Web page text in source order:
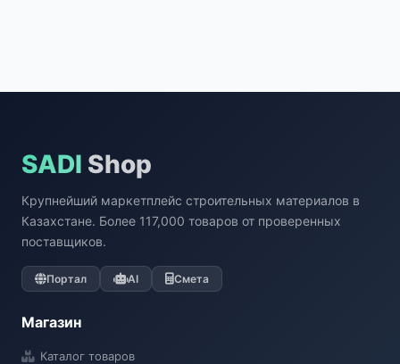
SADI Shop
Крупнейший маркетплейс строительных материалов в
Казахстане. Более 117,000 товаров от проверенных
поставщиков.
Портал AI Смета
Магазин
Каталог товаров